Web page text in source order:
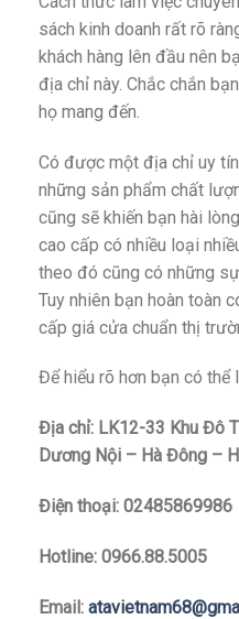
sách kinh doanh rất rõ
khách hàng lên đầu nên
địa chỉ này. Chắc chắn
họ mang đến.
Có được một địa chỉ uy
những sản phẩm chất
cũng sẽ khiến bạn hài
cao cấp có nhiều loại
theo đó cũng có những
Tuy nhiên bạn hoàn toàn
cấp giá cửa chuẩn thị
Để hiểu rõ hơn bạn có thể
Địa chỉ: LK12-33 Khu Đô
Dương Nội – Hà Đông –
Điện thoại: 02485869986
Hotline: 0966.88.5005
Email: